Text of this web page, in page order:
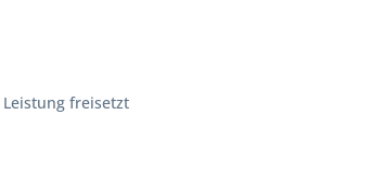
freisetzt